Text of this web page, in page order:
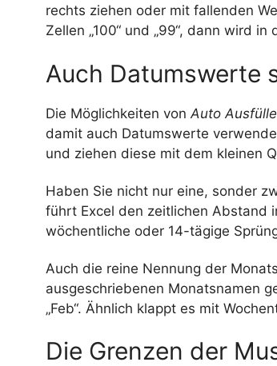
rechts ziehen oder mit fallenden
Zellen „100“ und „99“, dann wird
Auch Datumswerte
Die Möglichkeiten von Auto
damit auch Datumswerte
und ziehen diese mit dem kleinen
Haben Sie nicht nur eine, sonder
führt Excel den zeitlichen Abstand
wöchentliche oder 14-tägige
Auch die reine Nennung der
ausgeschriebenen Monatsnamen
„Feb“. Ähnlich klappt es mit
Die Grenzen der